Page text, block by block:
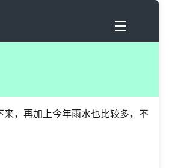
，再加上今年雨水也比较多，不